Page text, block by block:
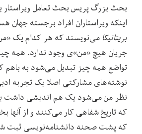
بحث بزرگ پریس بحث تعامل ویراستار
اینکه ویراستاران افراد برجسته جهان
بریتانیکا می‌نویسند که هر کدام یک
جریان هیچ «من»ی وجود ندارد. همه
تواضع همه چیز تبدیل می‌شود به باهم
نوشته‌های مشارکتی اصلا یک تجربه
نظر من می‌شود یک هم اندیشی داشت با
که تاریخ شفاهی کار می‌کنند و از آنها